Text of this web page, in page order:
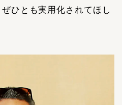
ひとも実用化されてほし